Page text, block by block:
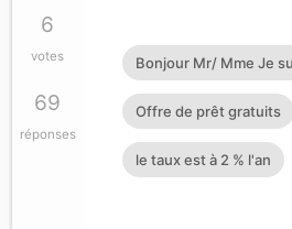
6
votes
69
réponses
Bonjour Mr/ Mme Je
Français honnête
J'octroie de crédits
toutes personnes
Offre de prêt gratuits
le taux est à 2 % l'an